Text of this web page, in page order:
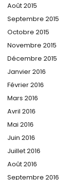
Août 2015
Septembre 2015
Octobre 2015
Novembre 2015
Décembre 2015
Janvier 2016
Février 2016
Mars 2016
Avril 2016
Mai 2016
Juin 2016
Juillet 2016
Août 2016
Septembre 2016